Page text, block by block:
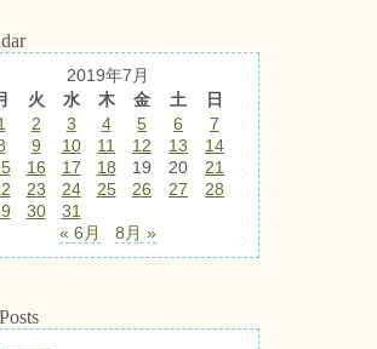
2019年7月
火 水 木 金 土
日
2 3 4 5 6
7
9 10 11 12 13
14
16 17 18 19 20
21
23 24 25 26 27
28
30
31
« 6月
8月 »